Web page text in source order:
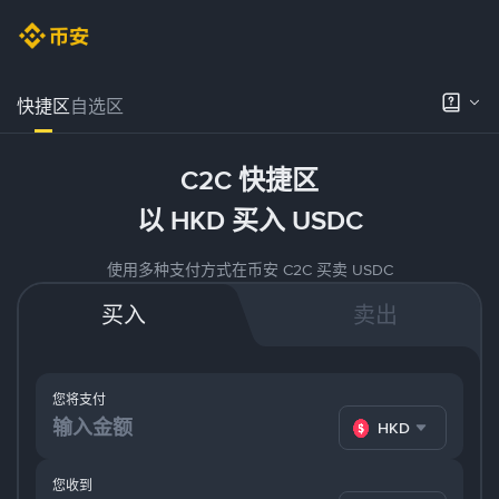
快捷区自选区
C2C 快捷区
以 HKD 买入 USDC
使用多种支付方式在币安 C2C 买卖 USDC
买入 卖出
您将支付
HKD
您收到